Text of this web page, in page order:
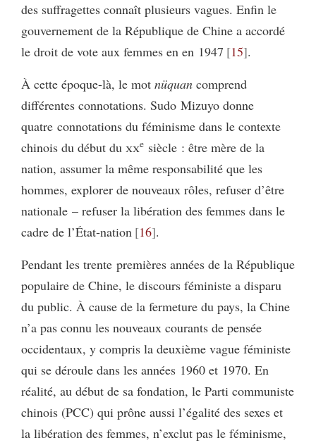
des suffragettes connaît plusieurs vagues. Enfin le
gouvernement de la République de Chine a accordé
le droit de vote aux femmes en en 1947 15 .
À cette époque-là, le mot nüquan comprend
différentes connotations. Sudo Mizuyo donne
quatre connotations du féminisme dans le contexte
chinois du début du xxe siècle : être mère de la
nation, assumer la même responsabilité que les
hommes, explorer de nouveaux rôles, refuser d’être
nationale – refuser la libération des femmes dans le
cadre de l’État‑nation 16 .
Pendant les trente premières années de la République
populaire de Chine, le discours féministe a disparu
du public. À cause de la fermeture du pays, la Chine
n’a pas connu les nouveaux courants de pensée
occidentaux, y compris la deuxième vague féministe
qui se déroule dans les années 1960 et 1970. En
réalité, au début de sa fondation, le Parti communiste
chinois (PCC) qui prône aussi l’égalité des sexes et
la libération des femmes, n’exclut pas le féminisme,